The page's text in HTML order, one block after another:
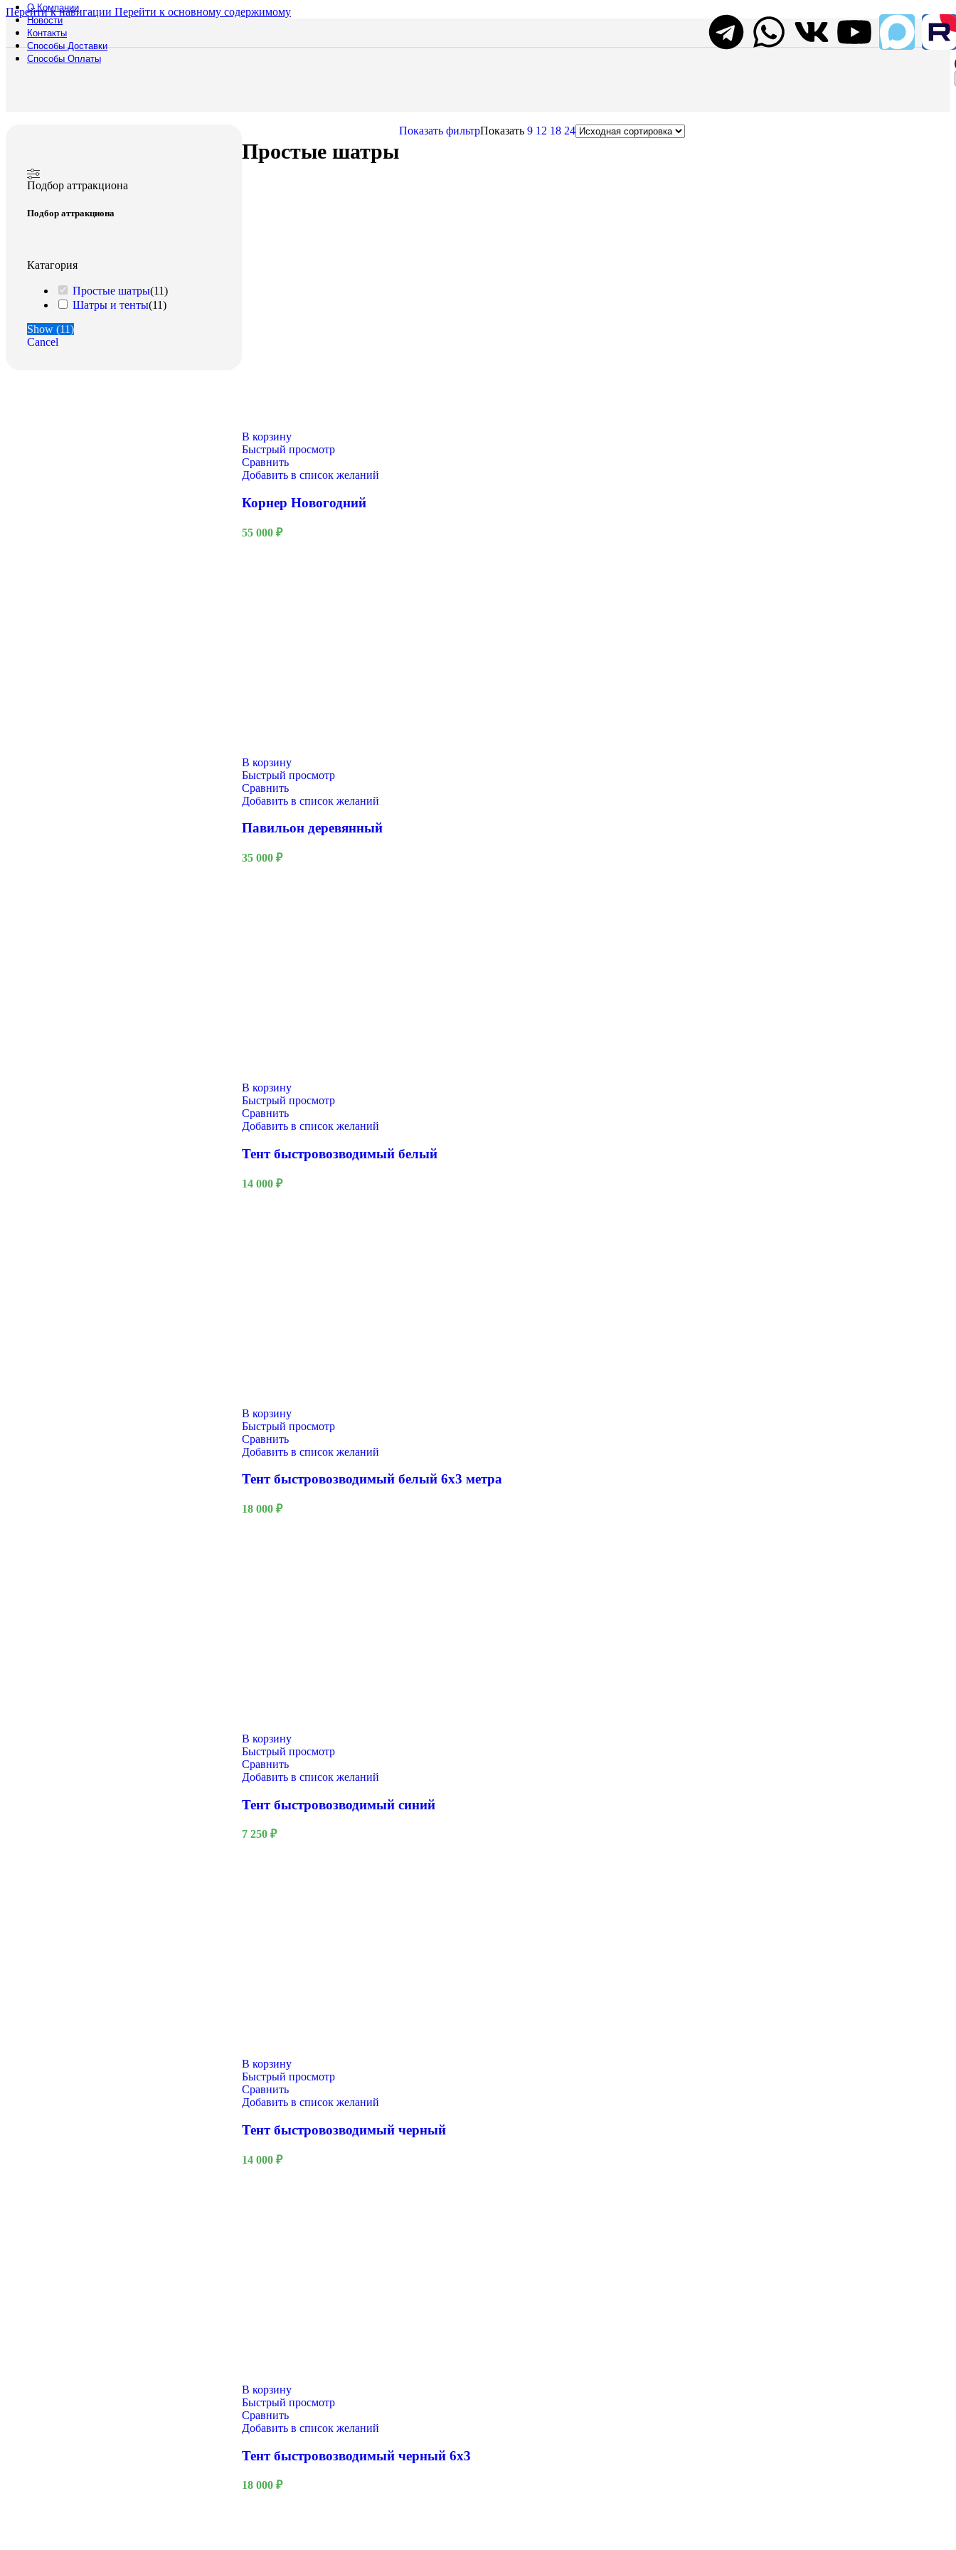
Перейти к навигации Перейти к основному содержимому
О Компании
Новости
Контакты
Способы Доставки
Способы Оплаты
Подбор аттракциона
Подбор аттракциона
Катагория
Простые шатры(11)
Шатры и тенты(11)
Show (11)
Cancel
Простые шатры
Показать фильтрПоказать 9 12 18 24
В корзину
Быстрый просмотр
Сравнить
Добавить в список желаний
Корнер Новогодний
55 000 ₽
В корзину
Быстрый просмотр
Сравнить
Добавить в список желаний
Павильон деревянный
35 000 ₽
В корзину
Быстрый просмотр
Сравнить
Добавить в список желаний
Тент быстровозводимый белый
14 000 ₽
В корзину
Быстрый просмотр
Сравнить
Добавить в список желаний
Тент быстровозводимый белый 6х3 метра
18 000 ₽
В корзину
Быстрый просмотр
Сравнить
Добавить в список желаний
Тент быстровозводимый синий
7 250 ₽
В корзину
Быстрый просмотр
Сравнить
Добавить в список желаний
Тент быстровозводимый черный
14 000 ₽
В корзину
Быстрый просмотр
Сравнить
Добавить в список желаний
Тент быстровозводимый черный 6х3
18 000 ₽